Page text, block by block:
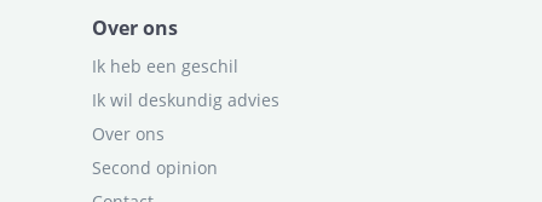
Over ons
Ik heb een geschil
Ik wil deskundig advies
Over ons
Second opinion